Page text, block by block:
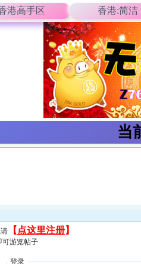
港高手区 香港:简洁
当
【 点这里注册】
可游览帖子
登录